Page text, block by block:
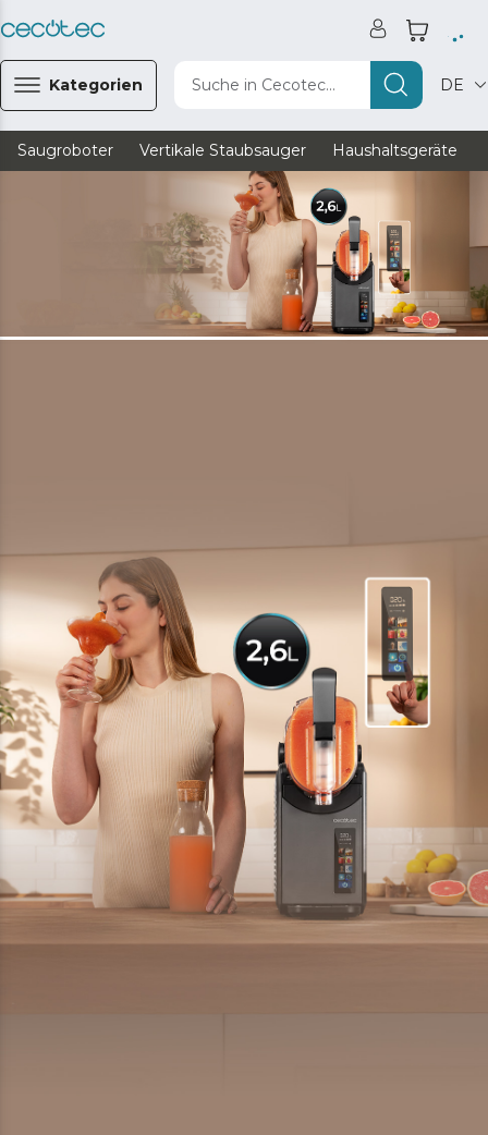
Kategorien Suche in Cecotec... DE
Saugroboter Vertikale Staubsauger Haushaltsgeräte